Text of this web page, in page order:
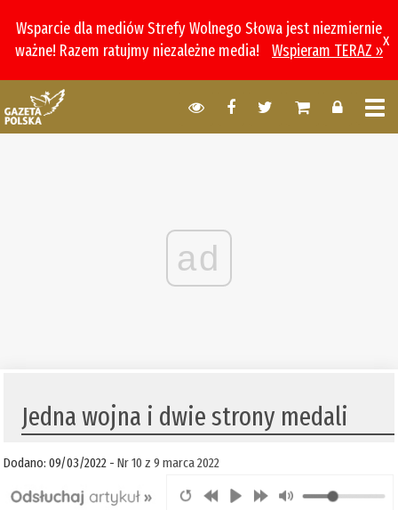
Wsparcie dla mediów Strefy Wolnego Słowa jest niezmiernie
ważne! Razem ratujmy niezależne media!
Wspieram TERAZ »
x
ad
Jedna wojna i dwie strony medali
Dodano: 09/03/2022 -Nr 10 z 9 marca 2022